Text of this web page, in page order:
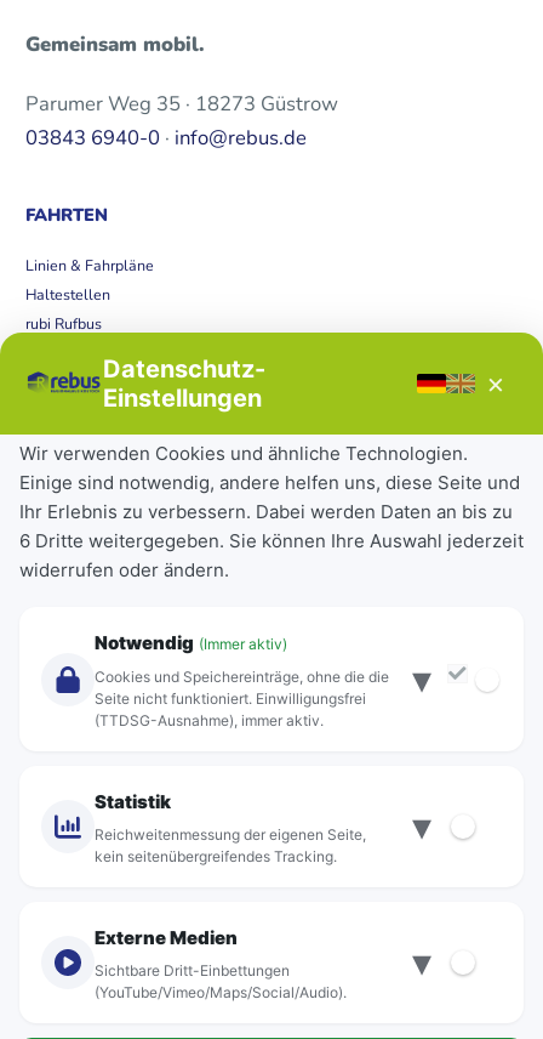
Gemeinsam mobil.
Parumer Weg 35 · 18273 Güstrow
03843 6940-0 · info@rebus.de
FAHRTEN
Linien & Fahrpläne
Haltestellen
rubi Rufbus
Störungen
Tickets & Tarife
Deutschlandticket
Schülerkarte
Einzeltickets
Abonnements
Über Rebus
Standorte
© rebus Regionalbus Rostock GmbH
Datenschutz-
Einstellungen
×
Wir verwenden Cookies und ähnliche Technologien.
Einige sind notwendig, andere helfen uns, diese Seite und
Ihr Erlebnis zu verbessern. Dabei werden Daten an bis zu
6 Dritte weitergegeben. Sie können Ihre Auswahl jederzeit
widerrufen oder ändern.
Notwendig (Immer aktiv)
Cookies und Speichereinträge, ohne die die
Seite nicht funktioniert. Einwilligungsfrei
(TTDSG-Ausnahme), immer aktiv.
▾
Statistik
Reichweitenmessung der eigenen Seite,
kein seitenübergreifendes Tracking.
▾
Externe Medien
Sichtbare Dritt-Einbettungen
(YouTube/Vimeo/Maps/Social/Audio).
▾